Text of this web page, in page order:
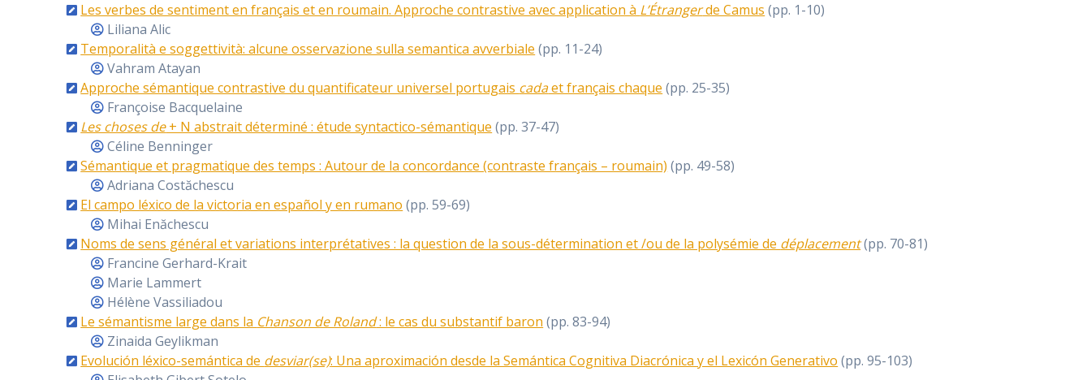
Les verbes de sentiment en français et en roumain. Approche contrastive avec application à L’Étrangerde Camus (pp. 1-10)
Liliana Alic
Temporalità e soggettività: alcune osservazione sulla semantica avverbiale (pp. 11-24)
Vahram Atayan
Approche sémantique contrastive du quantificateur universel portugais cadaet français chaque (pp. 25-35)
Françoise Bacquelaine
Les choses de+ N abstrait déterminé : étude syntactico-sémantique (pp. 37-47)
Céline Benninger
Sémantique et pragmatique des temps : Autour de la concordance (contraste français – roumain) (pp. 49-58)
Adriana Costăchescu
El campo léxico de la victoria en español y en rumano (pp. 59-69)
Mihai Enăchescu
Noms de sens général et variations interprétatives : la question de la sous-détermination et /ou de la polysémie de déplacement(pp. 70-81)
Francine Gerhard-Krait
Marie Lammert
Hélène Vassiliadou
Le sémantisme large dans la Chanson de Roland: le cas du substantif baron (pp. 83-94)
Zinaida Geylikman
Evolución léxico-semántica de desviar(se): Una aproximación desde la Semántica Cognitiva Diacrónica y el Lexicón Generativo (pp. 95-103)